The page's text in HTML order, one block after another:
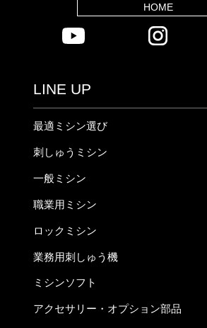
HOME
LINE UP
最適ミシン選び
刺しゅうミシン
一般ミシン
職業用ミシン
ロックミシン
業務用刺しゅう機
ミシンソフト
アクセサリー・オプション部品